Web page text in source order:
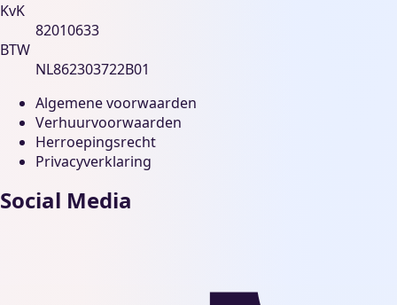
KvK
82010633
BTW
NL862303722B01
Algemene voorwaarden
Verhuurvoorwaarden
Herroepingsrecht
Privacyverklaring
Social Media